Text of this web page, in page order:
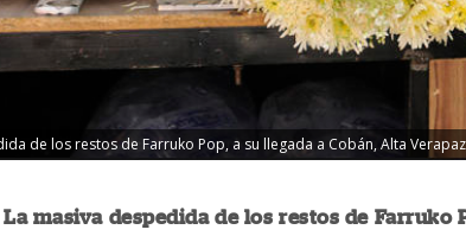
de los restos de Farruko Pop, a su llegada a Cobán, Alta
La masiva despedida de los restos de Farruko